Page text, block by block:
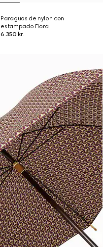
Paraguas de nylon con
estampado Flora
6.350 kr.